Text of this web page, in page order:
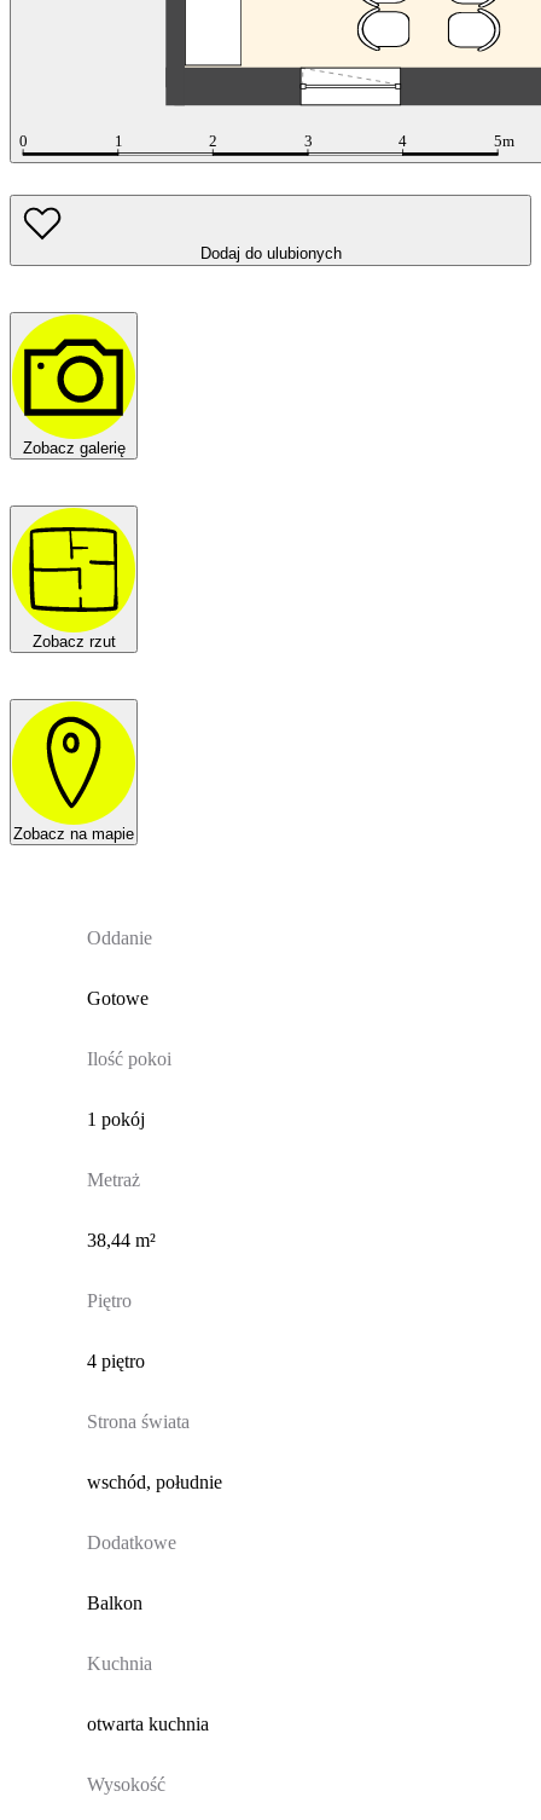
Dodaj do ulubionych
Zobacz galerię
Zobacz rzut
Zobacz na mapie
Oddanie
Gotowe
Ilość pokoi
1 pokój
Metraż
38,44 m²
Piętro
4 piętro
Strona świata
wschód, południe
Dodatkowe
Balkon
Kuchnia
otwarta kuchnia
Wysokość